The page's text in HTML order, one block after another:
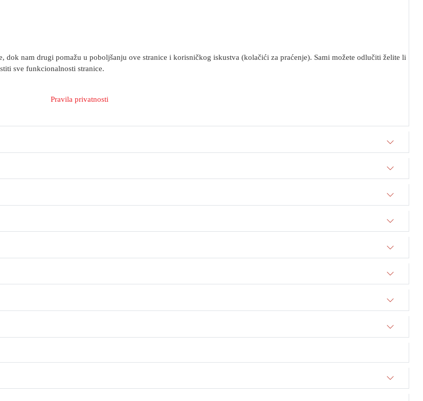
nam drugi pomažu u poboljšanju ove stranice i korisničkog iskustva (kolačići za praćenje). Sami možete odlučiti želite li
sve funkcionalnosti stranice.
Pravila privatnosti